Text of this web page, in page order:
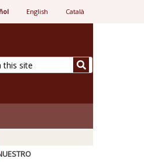
English Català